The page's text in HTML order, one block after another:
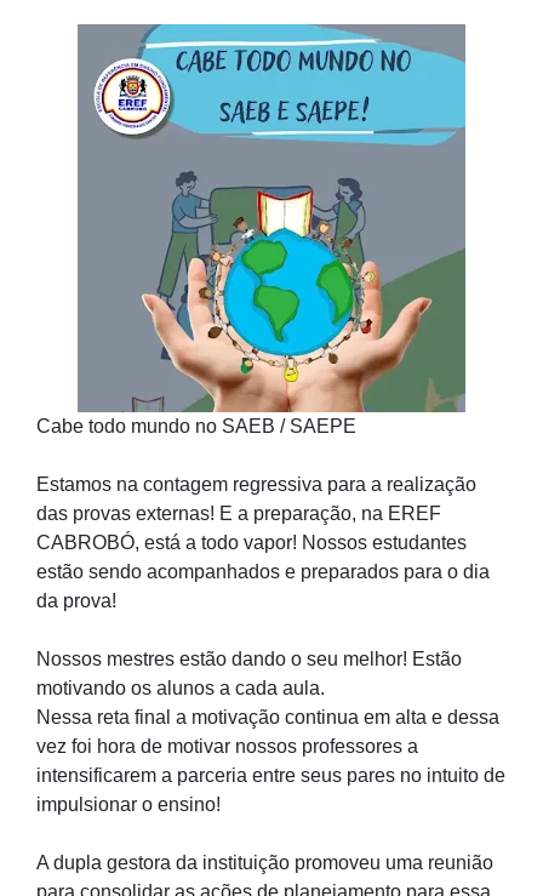
Cabe todo mundo no SAEB / SAEPE
Estamos na contagem regressiva para a realização
das provas externas! E a preparação, na EREF
CABROBÓ, está a todo vapor! Nossos estudantes
estão sendo acompanhados e preparados para o dia
da prova!
Nossos mestres estão dando o seu melhor! Estão
motivando os alunos a cada aula.
Nessa reta final a motivação continua em alta e dessa
vez foi hora de motivar nossos professores a
intensificarem a parceria entre seus pares no intuito de
impulsionar o ensino!
A dupla gestora da instituição promoveu uma reunião
para consolidar as ações de planejamento para essa